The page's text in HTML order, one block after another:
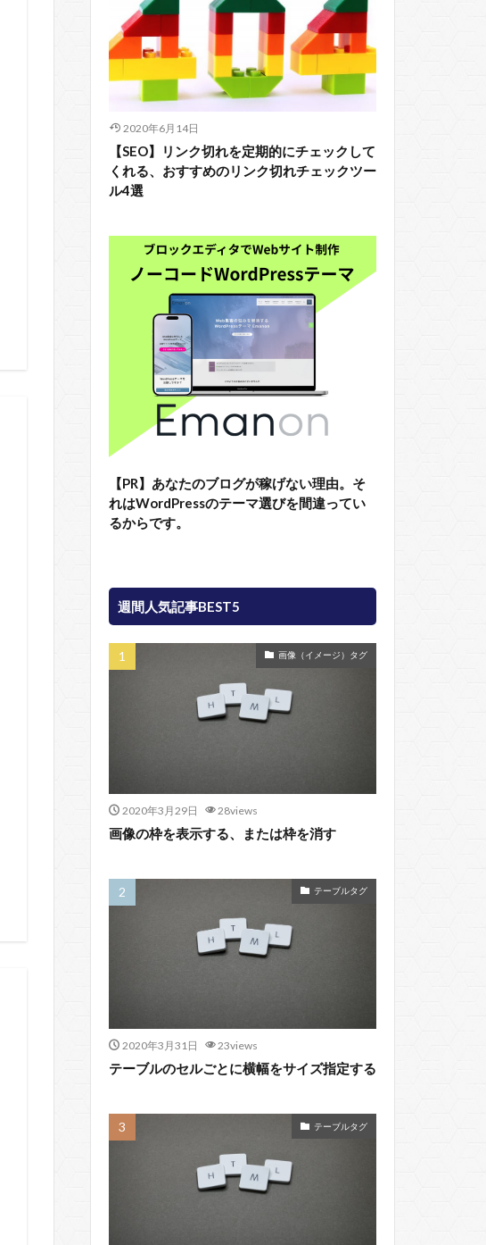
2020年6月14日
【SEO】リンク切れを定期的にチェックして
くれる、おすすめのリンク切れチェックツー
ル4選
【PR】あなたのブログが稼げない理由。そ
れはWordPressのテーマ選びを間違ってい
るからです。
週間人気記事BEST5
画像（イメージ）タグ
2020年3月29日 28views
画像の枠を表示する、または枠を消す
テーブルタグ
2020年3月31日 23views
テーブルのセルごとに横幅をサイズ指定する
テーブルタグ